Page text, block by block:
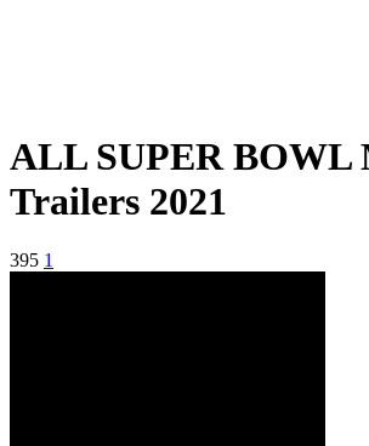
ALL SUPER BOWL
Trailers 2021
395 1